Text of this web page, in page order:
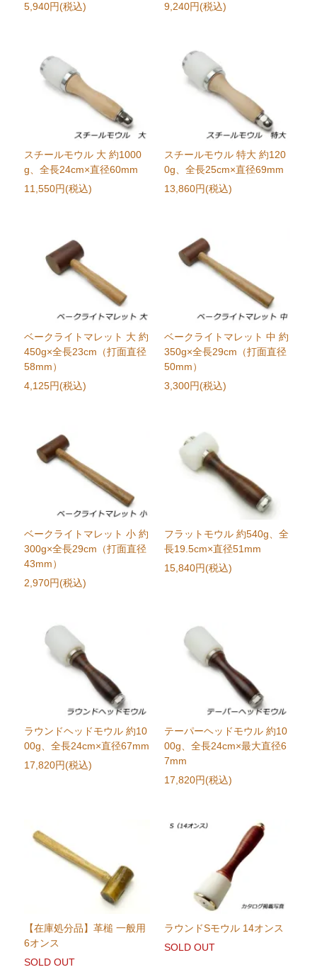
5,940円(税込)
9,240円(税込)
スチールモウル 大 約1000
g、全長24cm×直径60mm
11,550円(税込)
スチールモウル 特大 約120
0g、全長25cm×直径69mm
13,860円(税込)
ベークライトマレット 大 約
450g×全長23cm（打面直径
58mm）
4,125円(税込)
ベークライトマレット 中 約
350g×全長29cm（打面直径
50mm）
3,300円(税込)
ベークライトマレット 小 約
300g×全長29cm（打面直径
43mm）
2,970円(税込)
フラットモウル 約540g、全
長19.5cm×直径51mm
15,840円(税込)
ラウンドヘッドモウル 約10
00g、全長24cm×直径67mm
17,820円(税込)
テーパーヘッドモウル 約10
00g、全長24cm×最大直径6
7mm
17,820円(税込)
【在庫処分品】革槌 一般用
6オンス
SOLD OUT
ラウンドSモウル 14オンス
SOLD OUT